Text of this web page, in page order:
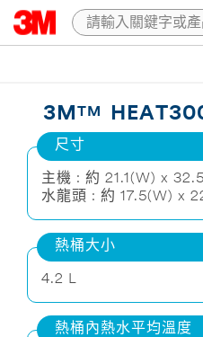
3MTM
尺寸
主機 : 約 21.1(W) x
水龍頭 : 約 17.5(W) x
熱桶大小
4.2 L
熱桶內熱水平均溫度